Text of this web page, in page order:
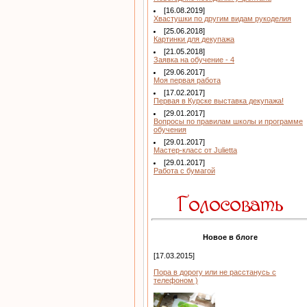
[16.08.2019]
Хвастушки по другим видам рукоделия
[25.06.2018]
Картинки для декупажа
[21.05.2018]
Заявка на обучение - 4
[29.06.2017]
Моя первая работа
[17.02.2017]
Первая в Курске выставка декупажа!
[29.01.2017]
Вопросы по правилам школы и программе
обучения
[29.01.2017]
Мастер-класс от Julietta
[29.01.2017]
Работа с бумагой
Новое в блоге
[17.03.2015]
Пора в дорогу или не расстанусь с
телефоном )